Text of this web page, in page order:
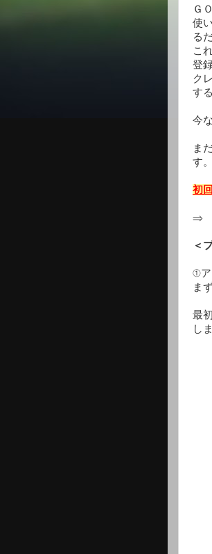
Ｇ
使
る
こ
登
ク
す
今
ま
す。
初
⇒
＜
①ア
ま
最
し